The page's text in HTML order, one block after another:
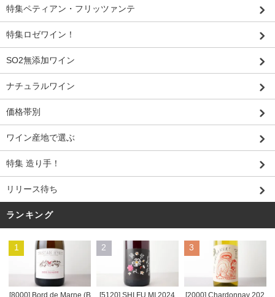
特集ペティアン・フリッツァンテ
特集ロゼワイン！
SO2無添加ワイン
ナチュラルワイン
価格帯別
ワイン産地で選ぶ
特集 造り手！
リリース待ち
ランキング
1 2 3